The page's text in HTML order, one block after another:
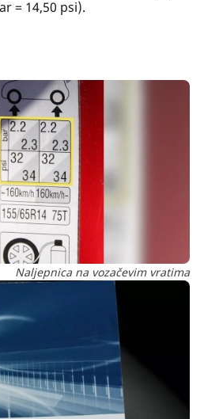
= 14,50 psi).
Naljepnica na vozačevim vratima